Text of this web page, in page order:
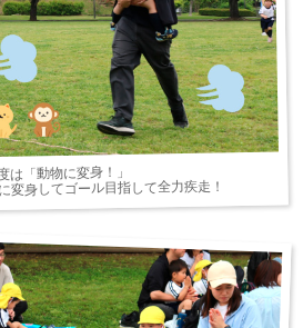
は「動物に変身！」
変身してゴール目指して全力疾走！